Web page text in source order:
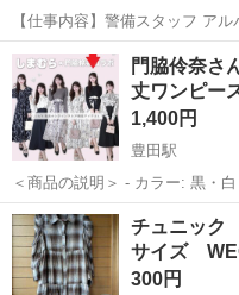
【仕事内容】警備スタッフ ア
ト・展示会などのイベントや、
いただきます。 経験者の方は
中! 難しいスキルは不要! 基本的
アルバイト・パート
門脇伶奈さ
丈ワンピー
1,400円
豊田駅
＜商品の説明＞ - カラー: 黒・
袖 - スタイル: ひざ丈ワンピー
ルト付き スカート裏地あり ベ
東京 日野市
チュニッ
サイズ
300円